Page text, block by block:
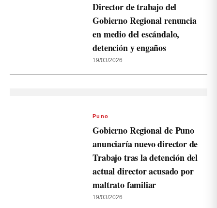
Director de trabajo del
Gobierno Regional renuncia
en medio del escándalo,
detención y engaños
19/03/2026
Puno
Gobierno Regional de Puno
anunciaría nuevo director de
Trabajo tras la detención del
actual director acusado por
maltrato familiar
19/03/2026